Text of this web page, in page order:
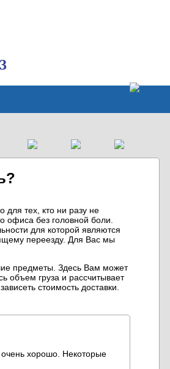
тех, кто ни разу не
офиса без головной боли.
для которой являются
переезду. Для Вас мы
предметы. Здесь Вам может
объем груза и рассчитывает
стоимость доставки.
очень хорошо. Некоторые